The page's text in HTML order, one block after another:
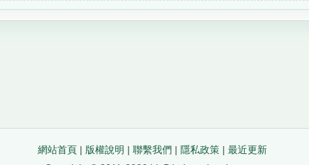
網站首頁 | 版權說明 | 聯繫我們 | 隱私政策 | 最近更新